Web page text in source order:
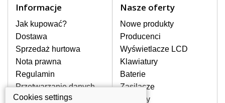
stronie internetowej ją znajdziesz za
pomocy wyszukiwarki. Wystarczy znać
model laptopa. Przy każdej klawiaturze
nie może brakować szczególowe zdjęcie
do aktualnego stanu naszego magazynu.
W JAKI SPOSÓB MOŻE SIĘ
PRZEJAWIAĆ USTERKA
Informacje
Jak kupować?
Dostawa
Sprzedaż hurtowa
Nota prawna
Regulamin
Przetwarzanie danych
osobowych
Nasze oferty
Nowe produkty
Producenci
Wyświetlacze LCD
Klawiatury
Baterie
Zasilacze
Zawiasy
Cookies settings